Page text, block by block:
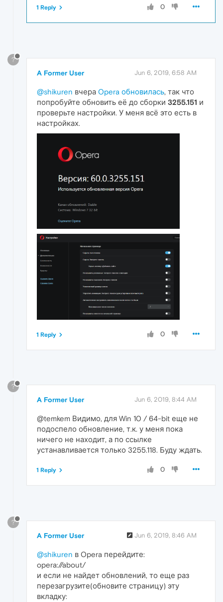
0
1 Reply
?
A Former User Jun 6, 2019, 6:58 AM
@shikuren вчера Opera обновилась, так что
попробуйте обновить её до сборки 3255.151 и
проверьте настройки. У меня всё это есть в
настройках.
0
1 Reply
?
A Former User Jun 6, 2019, 8:44 AM
@temkem Видимо, для Win 10 / 64-bit еще не
подоспело обновление, т.к. у меня пока
ничего не находит, а по ссылке
устанавливается только 3255.118. Буду ждать.
0
1 Reply
?
A Former User Jun 6, 2019, 8:46 AM
@shikuren в Opera перейдите:
opera://about/
и если не найдет обновлений, то еще раз
перезагрузите(обновите страницу) эту
вкладку: